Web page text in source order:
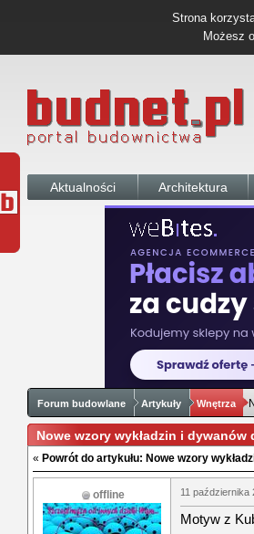
Strona
Możesz
Aktualności Architektura
Forum budowlane Artykuły Wnętrza
Nowe wzory wykładzin i
« Powrót do artykułu: Nowe wzory
offline 11 października
Motyw z